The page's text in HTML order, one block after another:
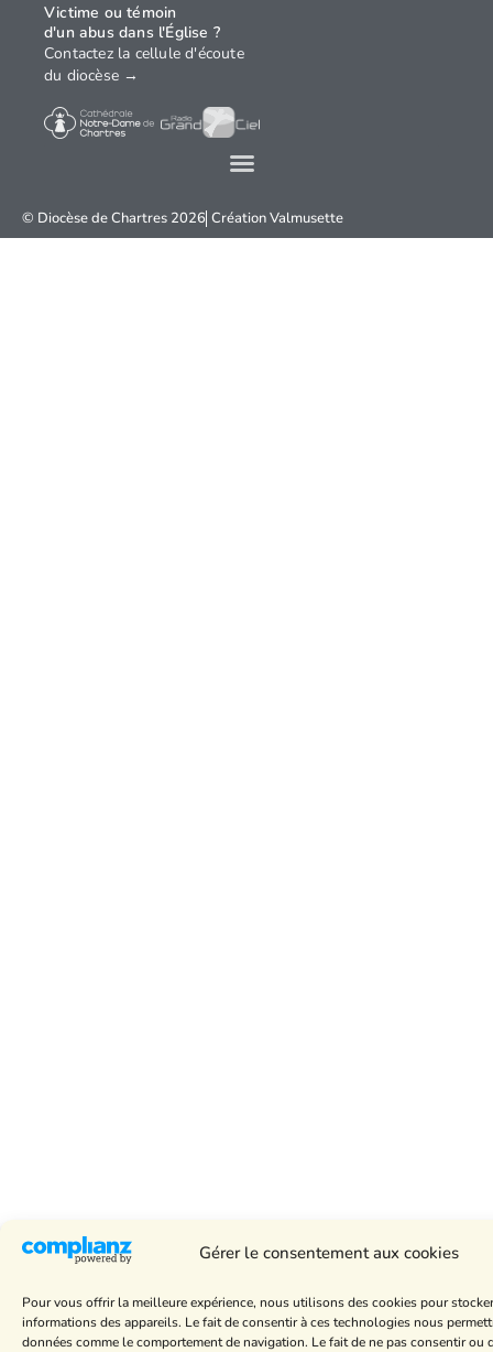
Gérer le consentement aux cookies
Pour vous offrir la meilleure expérience, nous utilisons des cookies pour
informations des appareils. Le fait de consentir à ces technologies nous
données comme le comportement de navigation. Le fait de ne pas consentir ou
© Diocèse de Chartres 2026 CréationValmusette
Victime ou témoin
d'un abus dans l'Église ?
Contactez la cellule d'écoute
du diocèse →